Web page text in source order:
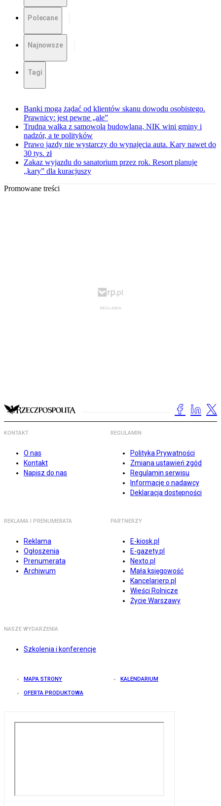
Polecane
Najnowsze
Tagi
Banki mogą żądać od klientów skanu dowodu osobistego.
Prawnicy: jest pewne „ale”
Trudna walka z samowolą budowlaną. NIK wini gminy i
nadzór, a te polityków
Prawo jazdy nie wystarczy do wynajęcia auta. Kary nawet do
30 tys. zł
Zakaz wyjazdu do sanatorium przez rok. Resort planuje
„kary” dla kuracjuszy
Promowane treści
KONTAKT
O nas
Kontakt
Napisz do nas
REGULAMIN
Polityka Prywatności
Zmiana ustawień zgód
Regulamin serwisu
Informacje o nadawcy
Deklaracja dostępności
REKLAMA I PRENUMERATA
Reklama
Ogłoszenia
Prenumerata
Archiwum
PARTNERZY
E-kiosk.pl
E-gazety.pl
Nexto.pl
Mała księgowość
Kancelarierp.pl
Wieści Rolnicze
Życie Warszawy
NASZE WYDARZENIA
Szkolenia i konferencje
MAPA STRONY KALENDARIUM
OFERTA PRODUKTOWA